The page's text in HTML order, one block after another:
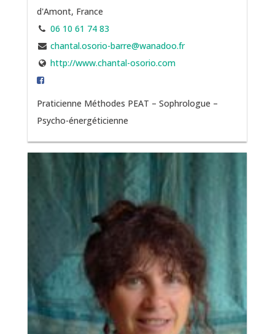
d'Amont, France
06 10 61 74 83
chantal.osorio-barre@wanadoo.fr
http://www.chantal-osorio.com
Praticienne Méthodes PEAT – Sophrologue –
Psycho-énergéticienne